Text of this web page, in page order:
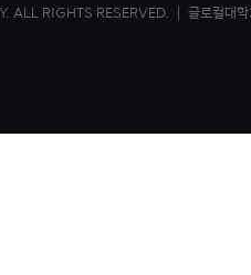
RIGHTS RESERVED. ｜ 글로컬대